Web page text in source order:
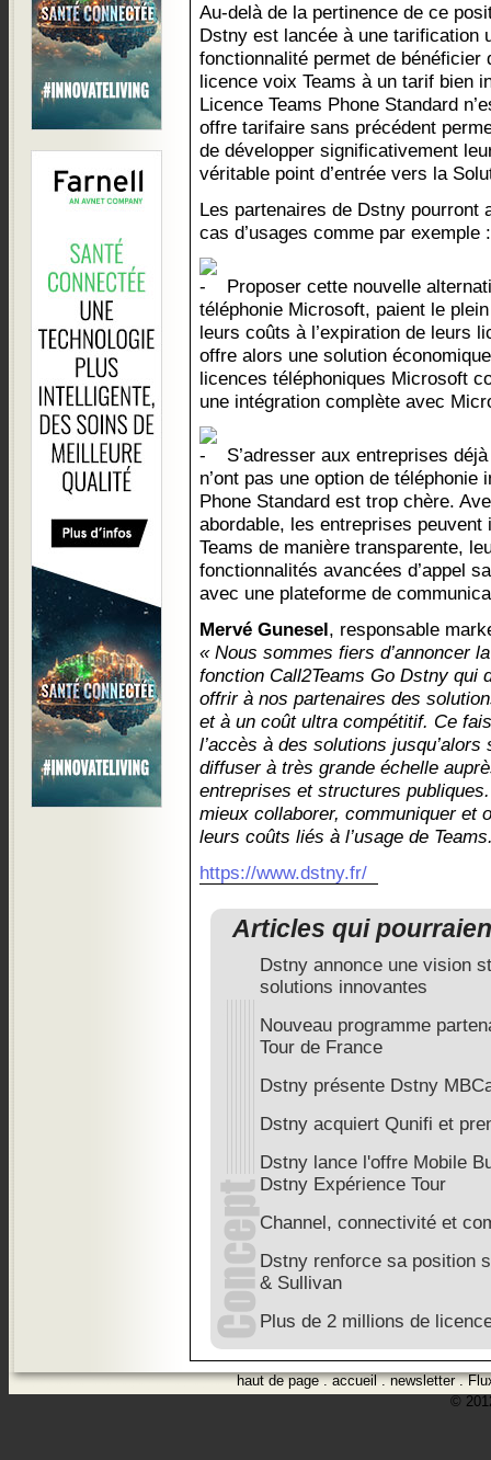
Au-delà de la pertinence de ce
Dstny est lancée à une tarification
fonctionnalité permet de bénéficier
licence voix Teams à un tarif bien
Licence Teams Phone Standard
offre tarifaire sans précédent
de développer significativement
véritable point d’entrée vers la
Les partenaires de Dstny pourront
cas d’usages comme par exemple :
Proposer cette nouvelle
téléphonie Microsoft, paient le
leurs coûts à l’expiration de leurs
offre alors une solution
licences téléphoniques Microsoft
une intégration complète avec
S’adresser aux entreprises
n’ont pas une option de
Phone Standard est trop chère.
abordable, les entreprises peuvent
Teams de manière transparente,
fonctionnalités avancées d’appel
avec une plateforme de
Mervé Gunesel, responsable
« Nous sommes fiers d’annoncer
fonction Call2Teams Go Dstny qui
offrir à nos partenaires des
et à un coût ultra compétitif. Ce
l’accès à des solutions
diffuser à très grande échelle
entreprises et structures
mieux collaborer, communiquer et
leurs coûts liés à l’usage de
https://www.dstny.fr/
Articles qui
Dstny annonce une vision
solutions innovantes
Nouveau programme
Tour de France
Dstny présente Dstny
Dstny acquiert Qunifi et
Dstny lance l'offre Mobile
Dstny Expérience Tour
Channel, connectivité et
Dstny renforce sa position
& Sullivan
Plus de 2 millions de
haut de page.accueil.newsletter.
©